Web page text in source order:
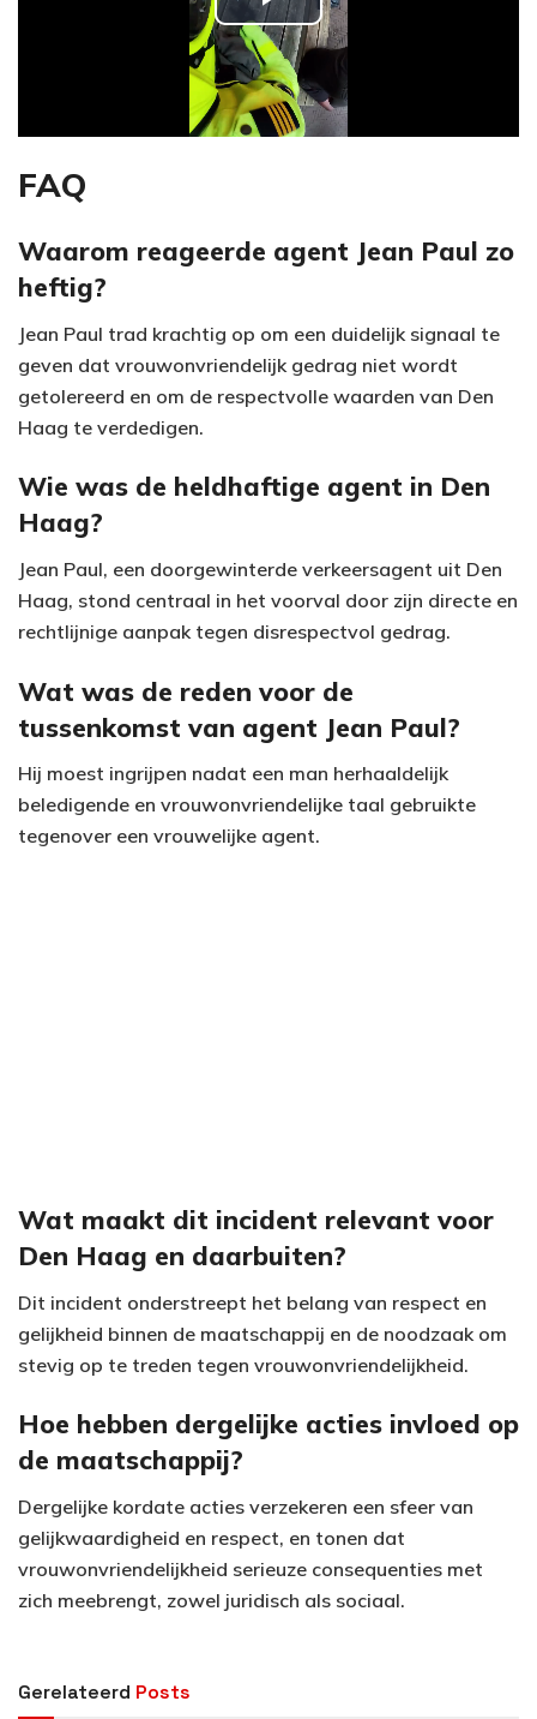
P
l
a
V
d
e
FAQ
Waarom reageerde agent Jean Paul zo
heftig?
Jean Paul trad krachtig op om een duidelijk signaal te
geven dat vrouwonvriendelijk gedrag niet wordt
getolereerd en om de respectvolle waarden van Den
Haag te verdedigen.
Wie was de heldhaftige agent in Den
Haag?
Jean Paul, een doorgewinterde verkeersagent uit Den
Haag, stond centraal in het voorval door zijn directe en
rechtlijnige aanpak tegen disrespectvol gedrag.
Wat was de reden voor de
tussenkomst van agent Jean Paul?
Hij moest ingrijpen nadat een man herhaaldelijk
beledigende en vrouwonvriendelijke taal gebruikte
tegenover een vrouwelijke agent.
Wat maakt dit incident relevant voor
Den Haag en daarbuiten?
Dit incident onderstreept het belang van respect en
gelijkheid binnen de maatschappij en de noodzaak om
stevig op te treden tegen vrouwonvriendelijkheid.
Hoe hebben dergelijke acties invloed op
de maatschappij?
Dergelijke kordate acties verzekeren een sfeer van
gelijkwaardigheid en respect, en tonen dat
vrouwonvriendelijkheid serieuze consequenties met
zich meebrengt, zowel juridisch als sociaal.
Gerelateerd Posts